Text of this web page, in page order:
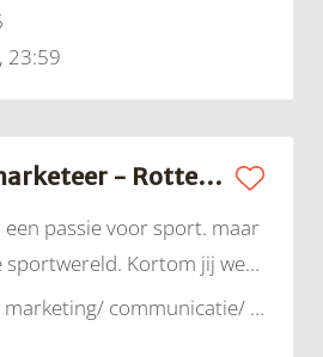
23:59
Senior Sportmarketeer - Rotterdam | Golazo
een passie voor sport. maar
sportwereld. Kortom jij weet
sport! En dat kan je op
over brengen op
medewerker marketing/ communicatie/ sponsoring